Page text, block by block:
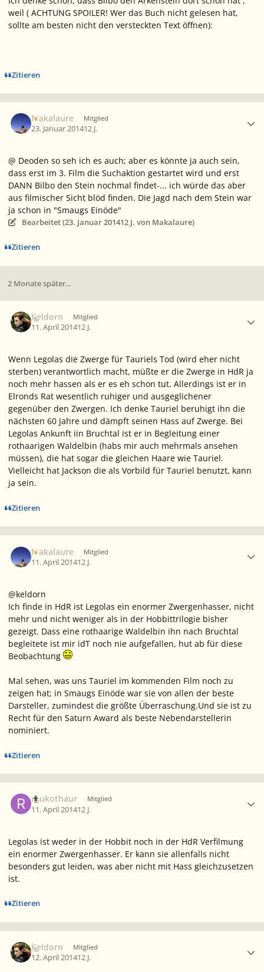
weil ( ACHTUNG SPOILER! Wer das Buch nicht gelesen hat,
sollte am besten nicht den versteckten Text öffnen):
Zitieren
Makalaure Mitglied
23. Januar 201412 J.
@ Deoden so seh ich es auch; aber es könnte ja auch sein,
dass erst im 3. Film die Suchaktion gestartet wird und erst
DANN Bilbo den Stein nochmal findet-... ich würde das aber
aus filmischer Sicht blöd finden. Die Jagd nach dem Stein war
ja schon in "Smaugs Einöde"
Bearbeitet (23. Januar 201412 J. von Makalaure)
Zitieren
2 Monate später...
Keldorn Mitglied
11. April 201412 J.
Wenn Legolas die Zwerge für Tauriels Tod (wird eher nicht
sterben) verantwortlich macht, müßte er die Zwerge in HdR ja
noch mehr hassen als er es eh schon tut. Allerdings ist er in
Elronds Rat wesentlich ruhiger und ausgeglichener
gegenüber den Zwergen. Ich denke Tauriel beruhigt ihn die
nächsten 60 Jahre und dämpft seinen Hass auf Zwerge. Bei
Legolas Ankunft iin Bruchtal ist er in Begleitung einer
rothaarigen Waldelbin (habs mir auch mehrmals ansehen
müssen), die hat sogar die gleichen Haare wie Tauriel.
Vielleicht hat Jackson die als Vorbild für Tauriel benutzt, kann
ja sein.
Zitieren
Makalaure Mitglied
11. April 201412 J.
@keldorn
Ich finde in HdR ist Legolas ein enormer Zwergenhasser, nicht
mehr und nicht weniger als in der Hobbittrilogie bisher
gezeigt. Dass eine rothaarige Waldelbin ihn nach Bruchtal
begleitete ist mir idT noch nie aufgefallen, hut ab für diese
Beobachtung
Mal sehen, was uns Tauriel im kommenden Film noch zu
zeigen hat; in Smaugs Einöde war sie von allen der beste
Darsteller, zumindest die größte Überraschung.Und sie ist zu
Recht für den Saturn Award als beste Nebendarstellerin
nominiert.
Zitieren
raukothaur Mitglied
11. April 201412 J.
Legolas ist weder in der Hobbit noch in der HdR Verfilmung
ein enormer Zwergenhasser. Er kann sie allenfalls nicht
besonders gut leiden, was aber nicht mit Hass gleichzusetzen
ist.
Zitieren
Keldorn Mitglied
12. April 201412 J.